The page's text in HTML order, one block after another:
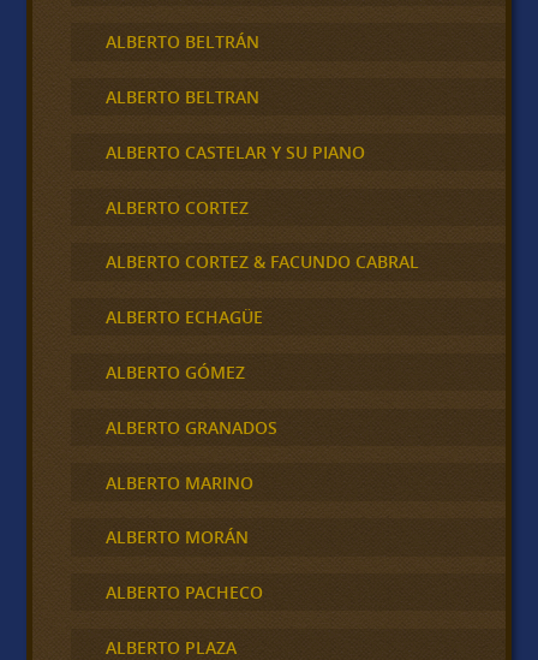
ALBERTO BELTRÁN
ALBERTO BELTRAN
ALBERTO CASTELAR Y SU PIANO
ALBERTO CORTEZ
ALBERTO CORTEZ & FACUNDO CABRAL
ALBERTO ECHAGÜE
ALBERTO GÓMEZ
ALBERTO GRANADOS
ALBERTO MARINO
ALBERTO MORÁN
ALBERTO PACHECO
ALBERTO PLAZA